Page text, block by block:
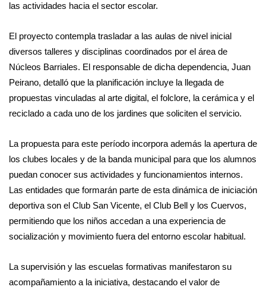
las actividades hacia el sector escolar.
El proyecto contempla trasladar a las aulas de nivel inicial
diversos talleres y disciplinas coordinados por el área de
Núcleos Barriales. El responsable de dicha dependencia, Juan
Peirano, detalló que la planificación incluye la llegada de
propuestas vinculadas al arte digital, el folclore, la cerámica y el
reciclado a cada uno de los jardines que soliciten el servicio.
La propuesta para este período incorpora además la apertura de
los clubes locales y de la banda municipal para que los alumnos
puedan conocer sus actividades y funcionamientos internos.
Las entidades que formarán parte de esta dinámica de iniciación
deportiva son el Club San Vicente, el Club Bell y los Cuervos,
permitiendo que los niños accedan a una experiencia de
socialización y movimiento fuera del entorno escolar habitual.
La supervisión y las escuelas formativas manifestaron su
acompañamiento a la iniciativa, destacando el valor de